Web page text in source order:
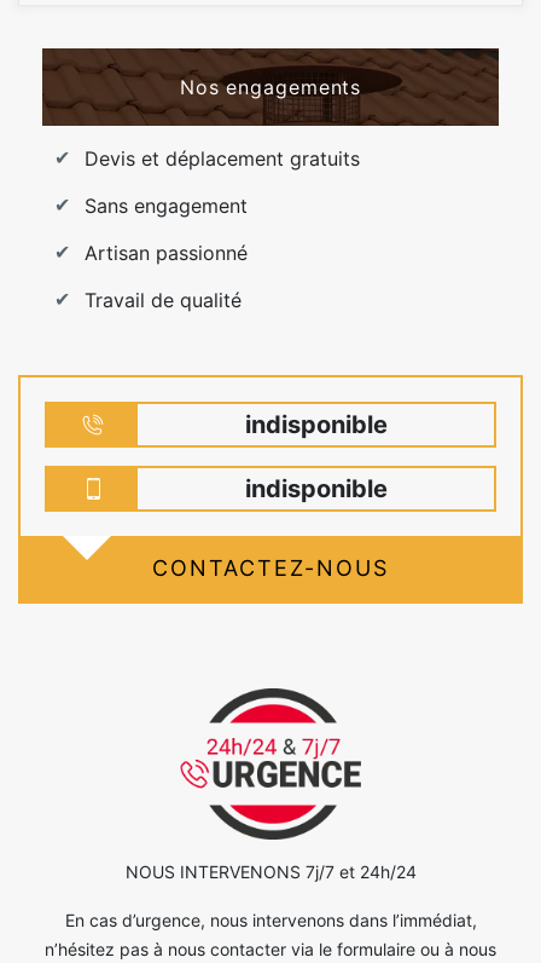
Nos engagements
Devis et déplacement gratuits
Sans engagement
Artisan passionné
Travail de qualité
indisponible
indisponible
CONTACTEZ-NOUS
NOUS INTERVENONS 7j/7 et 24h/24
En cas d’urgence, nous intervenons dans l’immédiat,
n’hésitez pas à nous contacter via le formulaire ou à nous